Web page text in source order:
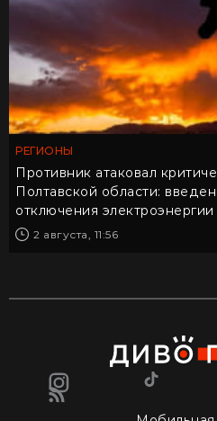
Противник атаковал
Полтавской области:
отключения
2 августа, 11:56